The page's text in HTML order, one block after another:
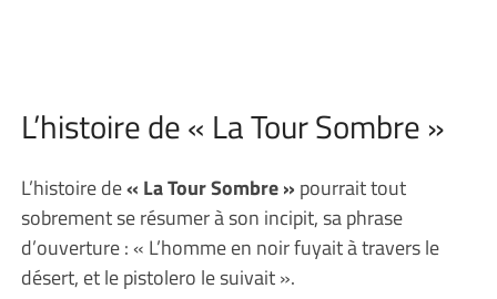
L’histoire de « La Tour Sombre »
L’histoire de« La Tour Sombre » pourrait tout
sobrement se résumer à son incipit, sa phrase
d’ouverture : « L’homme en noir fuyait à travers le
désert, et le pistolero le suivait ».